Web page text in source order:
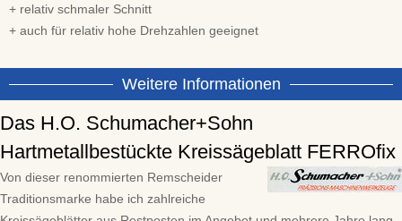
+ relativ schmaler Schnitt
+ auch für relativ hohe Drehzahlen geeignet
Weitere Informationen
Das H.O. Schumacher+Sohn
Hartmetallbestückte Kreissägeblatt FERROfix
Von dieser renommierten Remscheider
Traditionsmarke habe ich zahlreiche